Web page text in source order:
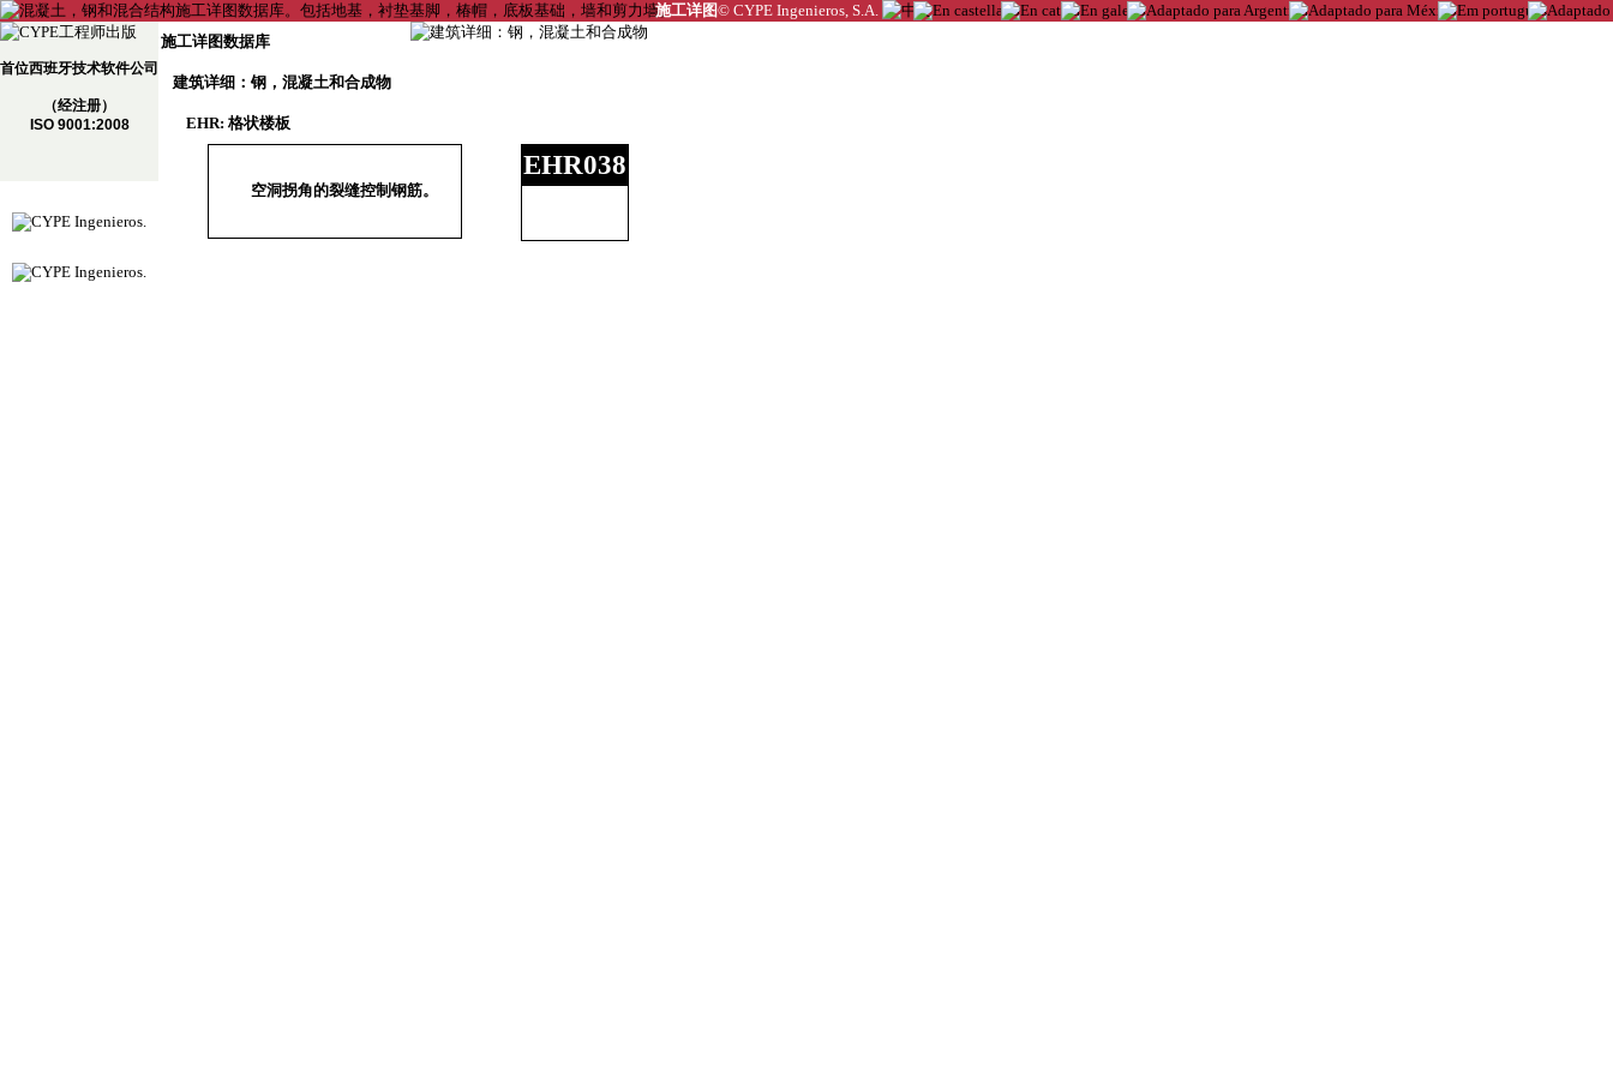
施工详图© CYPE Ingenieros, S.A.
首位西班牙技术软件公司
（经注册）
ISO 9001:2008
施工详图数据库
建筑详细：钢，混凝土和合成物
EHR: 格状楼板
空洞拐角的裂缝控制钢筋。
EHR038